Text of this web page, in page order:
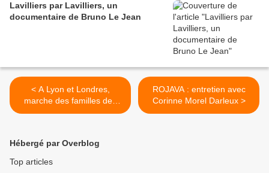
Lavilliers par Lavilliers, un
documentaire de Bruno Le Jean
< A Lyon et Londres,
marche des familles des
victimes de la police
ROJAVA : entretien avec
Corinne Morel Darleux >
Hébergé par Overblog
Top articles